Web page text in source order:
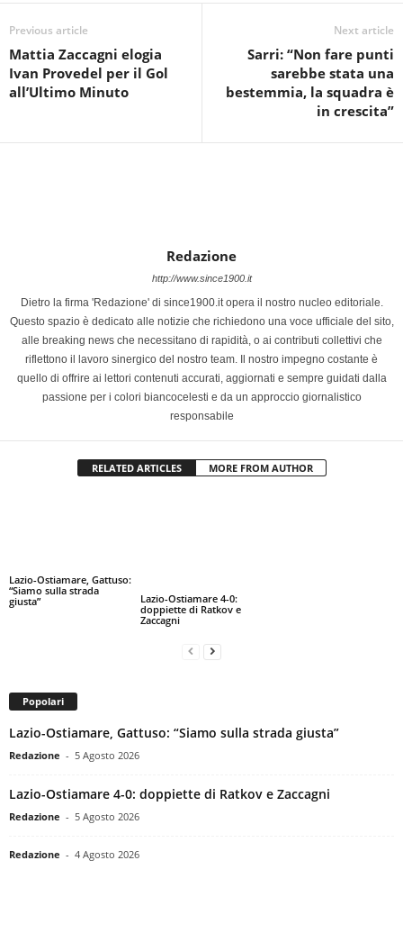
Previous article
Mattia Zaccagni elogia
Ivan Provedel per il Gol
all’Ultimo Minuto
Next article
Sarri: “Non fare punti
sarebbe stata una
bestemmia, la squadra è
in crescita”
Redazione
http://www.since1900.it
Dietro la firma 'Redazione' di since1900.it opera il nostro nucleo editoriale.
Questo spazio è dedicato alle notizie che richiedono una voce ufficiale del sito,
alle breaking news che necessitano di rapidità, o ai contributi collettivi che
riflettono il lavoro sinergico del nostro team. Il nostro impegno costante è
quello di offrire ai lettori contenuti accurati, aggiornati e sempre guidati dalla
passione per i colori biancocelesti e da un approccio giornalistico
responsabile
RELATED ARTICLES MORE FROM AUTHOR
Lazio-Ostiamare, Gattuso:
“Siamo sulla strada
giusta”
Lazio-Ostiamare 4-0:
doppiette di Ratkov e
Zaccagni
Popolari
Lazio-Ostiamare, Gattuso: “Siamo sulla strada giusta”
Redazione - 5 Agosto 2026
Lazio-Ostiamare 4-0: doppiette di Ratkov e Zaccagni
Redazione - 5 Agosto 2026
Redazione - 4 Agosto 2026